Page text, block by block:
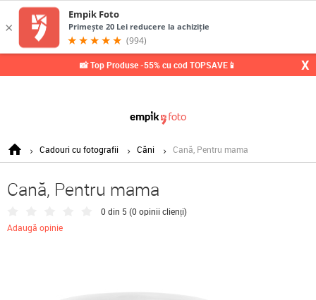
📸 Top Produse -55% cu cod TOPSAVE📱 X
Cadouri cu fotografii Căni Cană, Pentru mama
Cană, Pentru mama
0 din 5 (0 opinii clienți)
Adaugă opinie